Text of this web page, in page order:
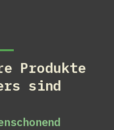
Produkte
sind